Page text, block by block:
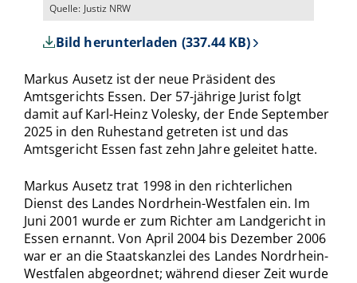
Quelle: Justiz NRW
Bild herunterladen (337.44 KB)
Markus Ausetz ist der neue Präsident des
Amtsgerichts Essen. Der 57-jährige Jurist folgt
damit auf Karl-Heinz Volesky, der Ende September
2025 in den Ruhestand getreten ist und das
Amtsgericht Essen fast zehn Jahre geleitet hatte.
Markus Ausetz trat 1998 in den richterlichen
Dienst des Landes Nordrhein-Westfalen ein. Im
Juni 2001 wurde er zum Richter am Landgericht in
Essen ernannt. Von April 2004 bis Dezember 2006
war er an die Staatskanzlei des Landes Nordrhein-
Westfalen abgeordnet; während dieser Zeit wurde